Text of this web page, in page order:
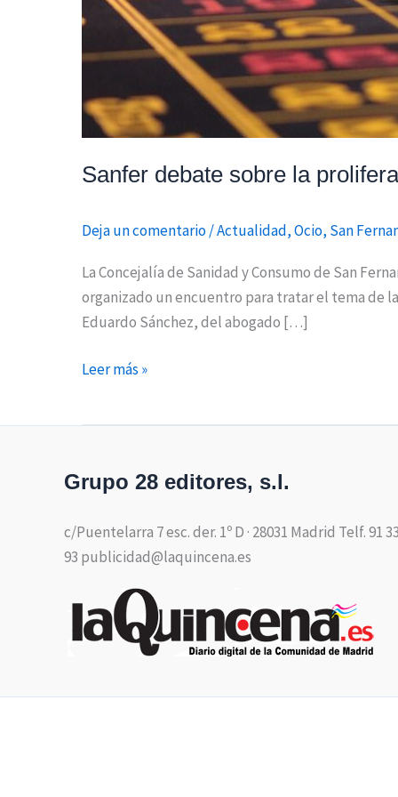
Sanfer debate sobre la
Deja un comentario/Actualidad,Ocio, San
La Concejalía de Sanidad y Consumo de San
organizado un encuentro para tratar el tema de
Eduardo Sánchez, del abogado […]
Leer más »
Grupo 28 editores, s.l.
c/Puentelarra 7 esc. der. 1º D · 28031 Madrid Telf. 91
93 publicidad@laquincena.es